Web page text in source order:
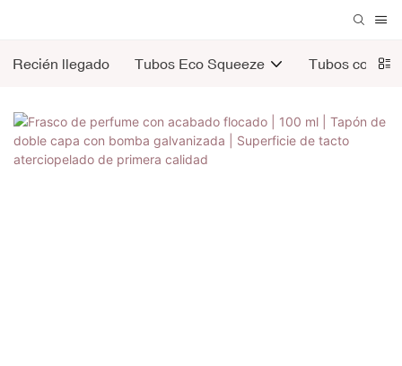
Recién llegado Tubos Eco Squeeze Tubos